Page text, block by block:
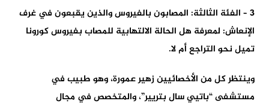
3 – الفئة الثالثة: المصابون بالفيروس والذين يقبعون في غرف
الإنعاش: لمعرفة هل الحالة الالتهابية للمصاب بفيروس كورونا
تميل نحو التراجع أم لا.
وينتظر كل من الأخصائيين زهير عمورة، وهو طبيب في
مستشفى “باتيي سال بتريير”، والمتخصص في مجال